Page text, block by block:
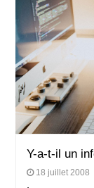
Y-a-t-il un
18 juillet 2008